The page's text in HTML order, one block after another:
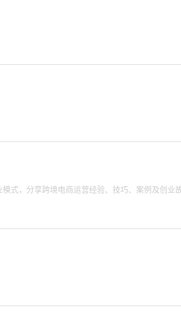
式，分享跨境电商运营经验、技巧、案例及创业